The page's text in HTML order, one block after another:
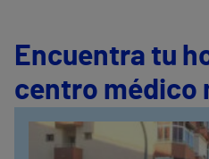
Encuentra tu
centro médico